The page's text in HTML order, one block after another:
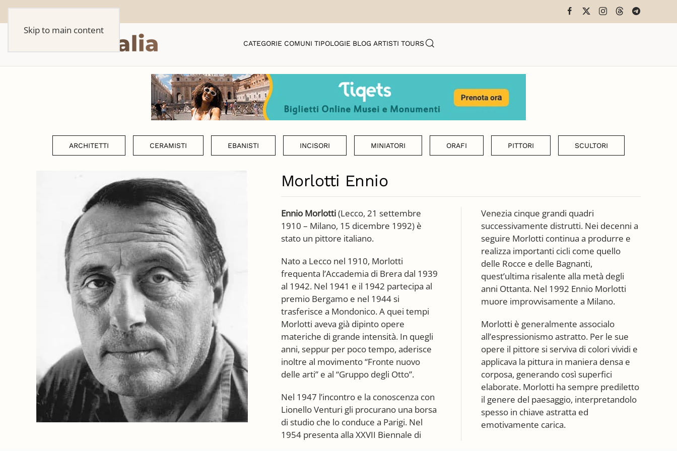
Skip to main content
CATEGORIE COMUNI TIPOLOGIE BLOG ARTISTI TOURS
ARCHITETTI CERAMISTI EBANISTI INCISORI MINIATORI ORAFI PITTORI SCULTORI
Morlotti Ennio
Ennio Morlotti(Lecco, 21 settembre
1910 – Milano, 15 dicembre 1992) è
stato un pittore italiano.
Nato a Lecco nel 1910, Morlotti
frequenta l’Accademia di Brera dal 1939
al 1942. Nel 1941 e il 1942 partecipa al
premio Bergamo e nel 1944 si
trasferisce a Mondonico. A quei tempi
Morlotti aveva già dipinto opere
materiche di grande intensità. In quegli
anni, seppur per poco tempo, aderisce
inoltre al movimento “Fronte nuovo
delle arti” e al “Gruppo degli Otto”.
Nel 1947 l’incontro e la conoscenza con
Lionello Venturi gli procurano una borsa
di studio che lo conduce a Parigi. Nel
1954 presenta alla XXVII Biennale di
Venezia cinque grandi quadri
successivamente distrutti. Nei decenni a
seguire Morlotti continua a produrre e
realizza importanti cicli come quello
delle Rocce e delle Bagnanti,
quest’ultima risalente alla metà degli
anni Ottanta. Nel 1992 Ennio Morlotti
muore improvvisamente a Milano.
Morlotti è generalmente associalo
all’espressionismo astratto. Per le sue
opere il pittore si serviva di colori vividi e
applicava la pittura in maniera densa e
corposa, generando così superfici
elaborate. Morlotti ha sempre prediletto
il genere del paesaggio, interpretandolo
spesso in chiave astratta ed
emotivamente carica.